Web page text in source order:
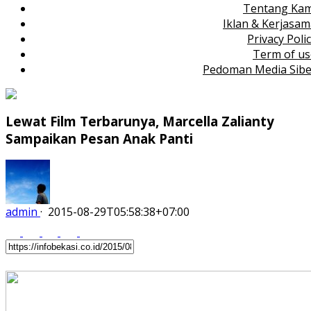
Tentang
Iklan &
Privacy
Term of
Pedoman Media
Lewat Film Terbarunya, Marcella Zalianty
Sampaikan Pesan Anak Panti
admin · 2015-08-29T05:58:38+07:00